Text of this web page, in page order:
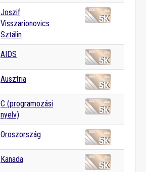
Joszif
Visszarionovics
Sztálin
AIDS
Ausztria
C (programozási
nyelv)
Oroszország
Kanada